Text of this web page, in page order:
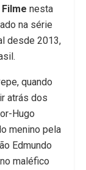
nesta
na série
desde 2013,
quando
atrás dos
Hugo
menino pela
Edmundo
maléfico